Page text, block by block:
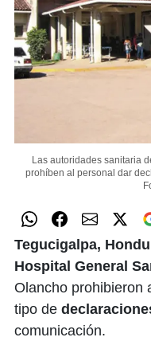
Las autoridades sanitaria
prohíben al personal dar
Tegucigalpa,
Hospital General
Olancho prohibieron
tipo de
comunicación.